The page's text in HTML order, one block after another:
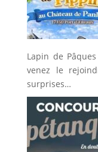
Lapin de
venez le
surprises…